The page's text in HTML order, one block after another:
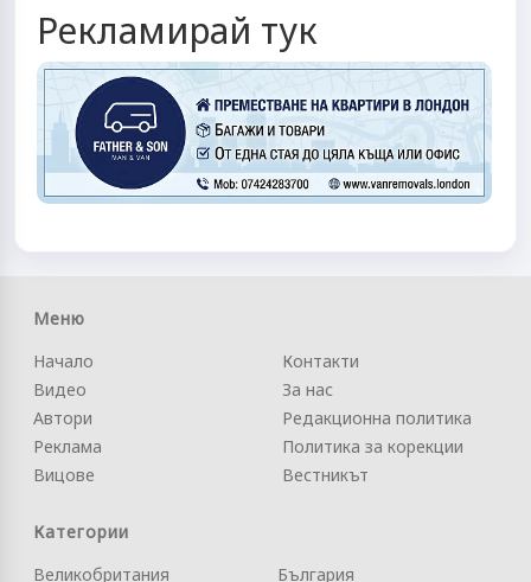
Рекламирай тук
Меню
Начало
Видео
Автори
Реклама
Вицове
Контакти
За нас
Редакционна политика
Политика за корекции
Вестникът
Категории
Великобритания
България